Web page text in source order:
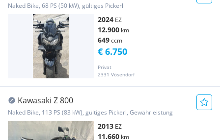
Naked Bike, 68 PS (50 kW), gültiges Pickerl
2024 EZ
12.900 km
649ccm
Privat
2331 Vösendorf
€ 6.750
Kawasaki Z 800
Naked Bike, 113 PS (83 kW), gültiges Pickerl, Gewährleistung
2013 EZ
11.660 km